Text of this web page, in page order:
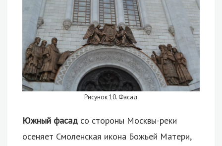
Рисунок 10. Фасад
Южный фасад со стороны Москвы-реки
осеняет Смоленская икона Божьей Матери,